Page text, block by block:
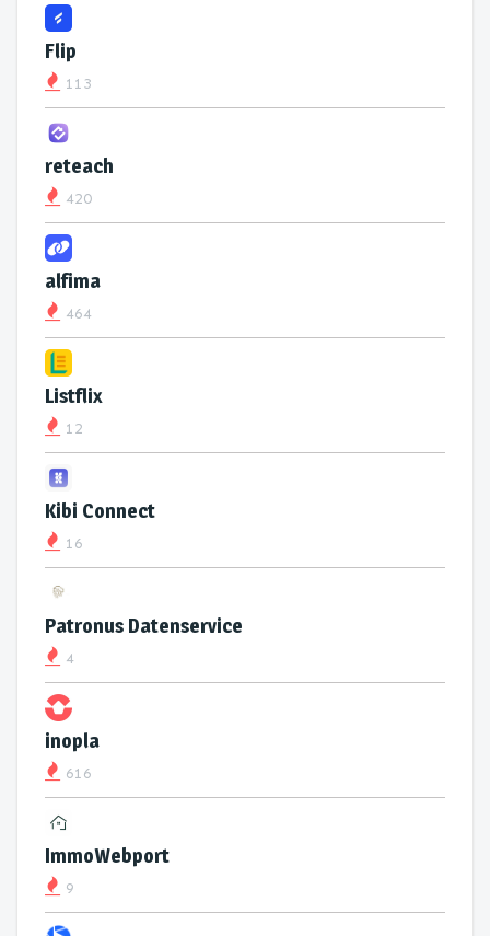
Flip
113
reteach
420
alfima
464
Listflix
12
Kibi Connect
16
Patronus Datenservice
4
inopla
616
ImmoWebport
9